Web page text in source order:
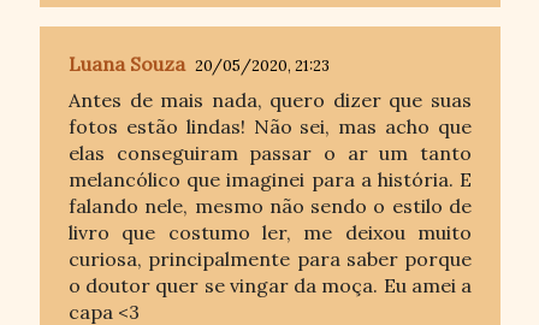
Luana Souza 20/05/2020, 21:23
Antes de mais nada, quero dizer que suas
fotos estão lindas! Não sei, mas acho que
elas conseguiram passar o ar um tanto
melancólico que imaginei para a história. E
falando nele, mesmo não sendo o estilo de
livro que costumo ler, me deixou muito
curiosa, principalmente para saber porque
o doutor quer se vingar da moça. Eu amei a
capa <3